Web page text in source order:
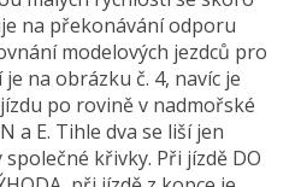
na překonávání odporu
modelových jezdců pro
na obrázku č. 4, navíc je
po rovině v nadmořské
a E. Tihle dva se liší jen
křivky. Při jízdě DO